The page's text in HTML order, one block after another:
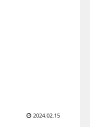
2024.02.15